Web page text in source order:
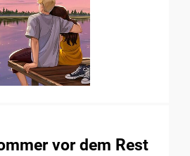
vor dem Rest